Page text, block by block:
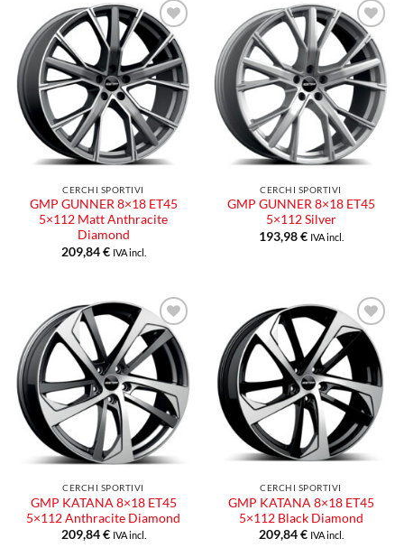
Aggiungi
alla lista
dei
desideri
CERCHI SPORTIVI
GMP GUNNER 8×18 ET45
5×112 Matt Anthracite
Diamond
209,84€ IVA incl.
Aggiungi
alla lista
dei
desideri
CERCHI SPORTIVI
GMP GUNNER 8×18 ET45
5×112 Silver
193,98€ IVA incl.
Aggiungi
alla lista
dei
desideri
CERCHI SPORTIVI
GMP KATANA 8×18 ET45
5×112 Anthracite Diamond
209,84€ IVA incl.
Aggiungi
alla lista
desideri
CERCHI SPORTIVI
GMP KATANA 8×18 ET45
5×112 Black Diamond
209,84€ IVA incl.